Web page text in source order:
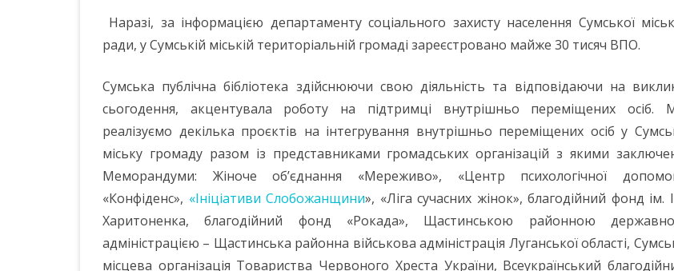
Наразі, за інформацією департаменту соціального захисту населення Сумської
ради, у Сумській міській територіальній громаді зареєстровано майже 30 тисяч ВПО.
Сумська публічна бібліотека здійснюючи свою діяльність та відповідаючи на
сьогодення, акцентувала роботу на підтримці внутрішньо переміщених осіб.
реалізуємо декілька проєктів на інтегрування внутрішньо переміщених осіб у
міську громаду разом із представниками громадських організацій з якими
Меморандуми: Жіноче об’єднання «Мереживо», «Центр психологічної
«Конфіденс», «Ініціативи Слобожанщини», «Ліга сучасних жінок», благодійний фонд ім.
Харитоненка, благодійний фонд «Рокада», Щастинською районною
адміністрацією – Щастинська районна військова адміністрація Луганської області,
місцева організація Товариства Червоного Хреста України, Всеукраїнський